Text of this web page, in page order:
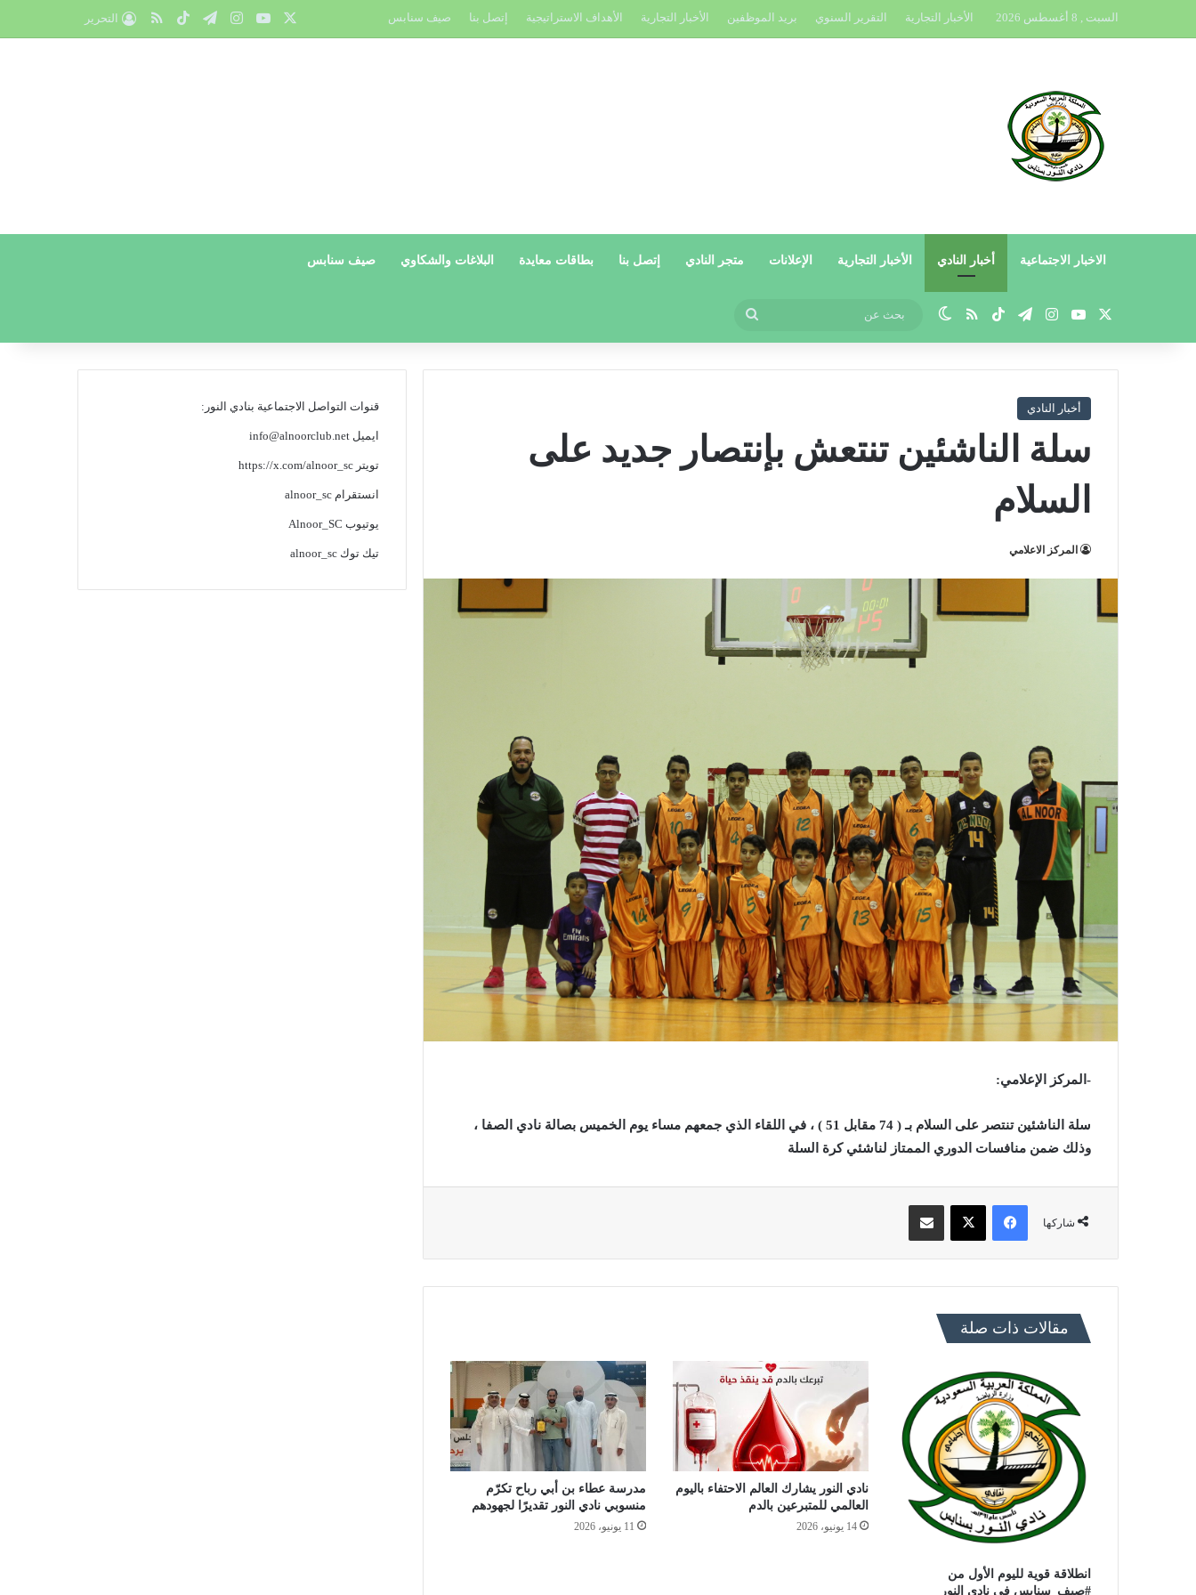
السبت , 8 أغسطس 2026 الأخبار التجارية التقرير السنوي بريد الموظفين الأخبار التجارية الأهداف الاستراتيجية إتصل بنا صيف سنابس يوتيوبانستقرام
تيلقرام‫TikTokملخص الموقع RSS
التحرير
الاخبار الاجتماعية أخبار النادي الأخبار التجارية الإعلانات متجر النادي إتصل بنا بطاقات معايدة البلاغات والشكاوي صيف سنابس
يوتيوبانستقرام
تيلقرام‫TikTokملخص الموقع RSS
الوضع المظلم
عن
أخبار النادي
سلة الناشئين تنتعش بإنتصار جديد على
السلام
المركز الاعلامي
-المركز الإعلامي:
سلة الناشئين تنتصر على السلام بـ ( 74 مقابل 51 ) ، في اللقاء الذي جمعهم مساء يوم الخميس بصالة نادي الصفا ،
وذلك ضمن منافسات الدوري الممتاز لناشئي كرة السلة
شاركها
فيسبوك X
مقالات ذات صلة
انطلاقة قوية لليوم الأول من
#صيف_سنابس في نادي النور
نادي النور يشارك العالم الاحتفاء باليوم
العالمي للمتبرعين بالدم
14 يونيو، 2026
مدرسة عطاء بن أبي رباح تكرّم
منسوبي نادي النور تقديرًا لجهودهم
11 يونيو، 2026
قنوات التواصل الاجتماعية بنادي النور:
ايميلinfo@alnoorclub.net
تويترhttps://x.com/alnoor_sc
انستقرامalnoor_sc
يوتيوب Alnoor_SC
تيك توكalnoor_sc